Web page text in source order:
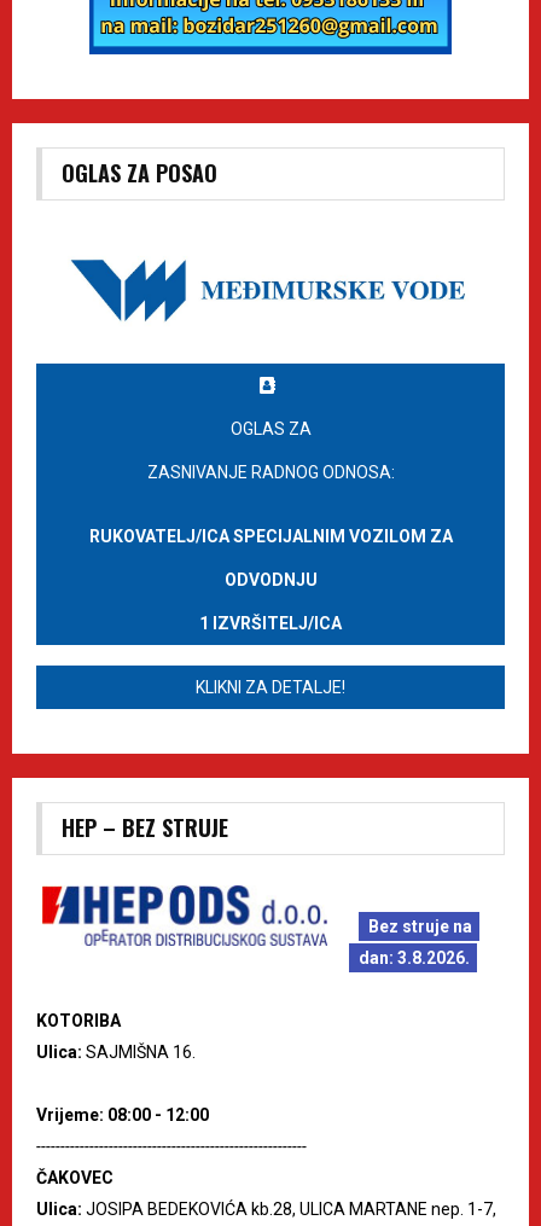
OGLAS ZA POSAO
OGLAS ZA
ZASNIVANJE RADNOG ODNOSA:
RUKOVATELJ/ICA SPECIJALNIM VOZILOM ZA
ODVODNJU
1 IZVRŠITELJ/ICA
KLIKNI ZA DETALJE!
HEP – BEZ STRUJE
Bez struje na
dan: 3.8.2026.
KOTORIBA
Ulica: SAJMIŠNA 16.
Vrijeme: 08:00 - 12:00
--------------------------------------------------------
ČAKOVEC
Ulica: JOSIPA BEDEKOVIĆA kb.28, ULICA MARTANE nep. 1-7,